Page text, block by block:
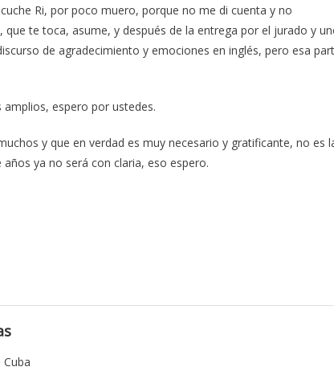
Ri, por poco muero, porque no me di cuenta y no
te toca, asume, y después de la entrega por el jurado y
de agradecimiento y emociones en inglés, pero esa
espero por ustedes.
y que en verdad es muy necesario y gratificante, no es
ya no será con claria, eso espero.